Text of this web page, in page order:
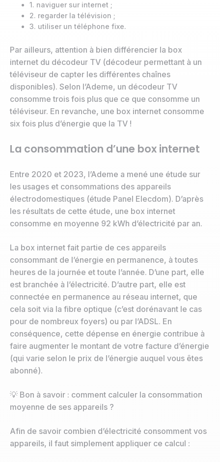
1. naviguer sur internet ;
2. regarder la télévision ;
3. utiliser un téléphone fixe.
Par ailleurs, attention à bien différencier la box
internet du décodeur TV (décodeur permettant à un
téléviseur de capter les différentes chaînes
disponibles). Selon l’Ademe, un décodeur TV
consomme trois fois plus que ce que consomme un
téléviseur. En revanche, une box internet consomme
six fois plus d’énergie que la TV !
La consommation d’une box internet
Entre 2020 et 2023, l’Ademe a mené une étude sur
les usages et consommations des appareils
électrodomestiques (étude Panel Elecdom). D’après
les résultats de cette étude, une box internet
consomme en moyenne 92 kWh d’électricité par an.
La box internet fait partie de ces appareils
consommant de l’énergie en permanence, à toutes
heures de la journée et toute l’année. D’une part, elle
est branchée à l’électricité. D’autre part, elle est
connectée en permanence au réseau internet, que
cela soit via la fibre optique (c’est dorénavant le cas
pour de nombreux foyers) ou par l’ADSL. En
conséquence, cette dépense en énergie contribue à
faire augmenter le montant de votre facture d’énergie
(qui varie selon le prix de l’énergie auquel vous êtes
abonné).
💡 Bon à savoir : comment calculer la consommation
moyenne de ses appareils ?
Afin de savoir combien d’électricité consomment vos
appareils, il faut simplement appliquer ce calcul :